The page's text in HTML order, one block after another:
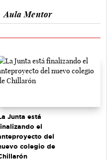
Aula Mentor
Junta está
el
del
colegio de